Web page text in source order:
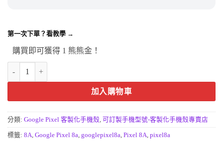
第一次下單？看教學 →
購買即可獲得 1 熊熊金！
加入購物車
分類: Google Pixel 客製化手機殼, 可訂製手機型號-客製化手機殼專賣店
標籤: 8A, Google Pixel 8a, googlepixel8a, Pixel 8A, pixel8a